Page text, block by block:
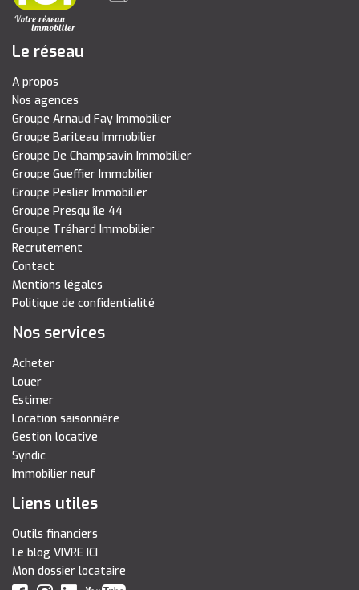
Le réseau
A propos
Nos agences
Groupe Arnaud Fay Immobilier
Groupe Bariteau Immobilier
Groupe De Champsavin Immobilier
Groupe Gueffier Immobilier
Groupe Peslier Immobilier
Groupe Presqu île 44
Groupe Tréhard Immobilier
Recrutement
Contact
Mentions légales
Politique de confidentialité
Nos services
Acheter
Louer
Estimer
Location saisonnière
Gestion locative
Syndic
Immobilier neuf
Liens utiles
Outils financiers
Le blog VIVRE ICI
Mon dossier locataire